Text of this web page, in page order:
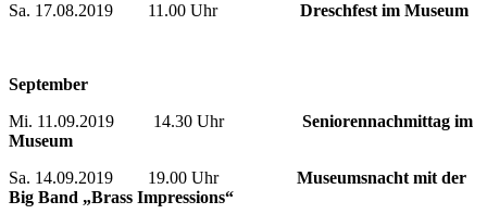
Sa. 17.08.2019 11.00 Uhr Dreschfest im Museum
September
Mi. 11.09.2019 14.30 Uhr Seniorennachmittag im
Museum
Sa. 14.09.2019 19.00 Uhr Museumsnacht mit der
Big Band „Brass Impressions“